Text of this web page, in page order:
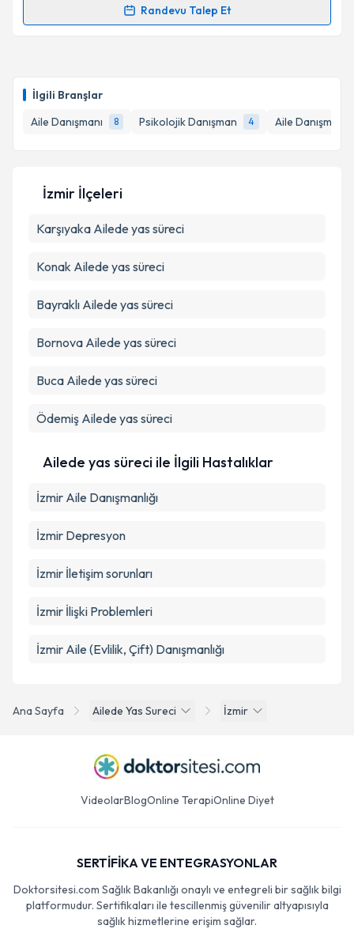
İlgili Branşlar
Aile Danışmanı
8 Psikolojik Danışman 4 Aile
kapsamda işlenmesini kabul ediyorum.
Randevu Talep Et
Randevu Takvimi Talebi
randevu almanız için bir takvim hazırlandığında e-
posta ile bilgilendireceğiz.
E-posta Adresiniz
Kişisel verilerimin işlenmesine ilişkin
kapsamda işlenmesini kabul ediyorum.
Takvim Talebini Gönder
Ana Sayfa Ailede Yas Sureci İzmir
İzmir İlçeleri
Karşıyaka Ailede yas süreci
Konak Ailede yas süreci
Bayraklı Ailede yas süreci
Bornova Ailede yas süreci
Buca Ailede yas süreci
Ödemiş Ailede yas süreci
Ailede yas süreci ile İlgili Hastalıklar
İzmir Aile Danışmanlığı
İzmir Depresyon
İzmir İletişim sorunları
İzmir İlişki Problemleri
İzmir Aile (Evlilik, Çift) Danışmanlığı
VideolarBlogOnline TerapiOnline Diyet
SERTİFİKA VE ENTEGRASYONLAR
Doktorsitesi.com Sağlık Bakanlığı onaylı ve entegreli bir sağlık bilgi
platformudur. Sertifikaları ile tescillenmiş güvenilir altyapısıyla
sağlık hizmetlerine erişim sağlar.